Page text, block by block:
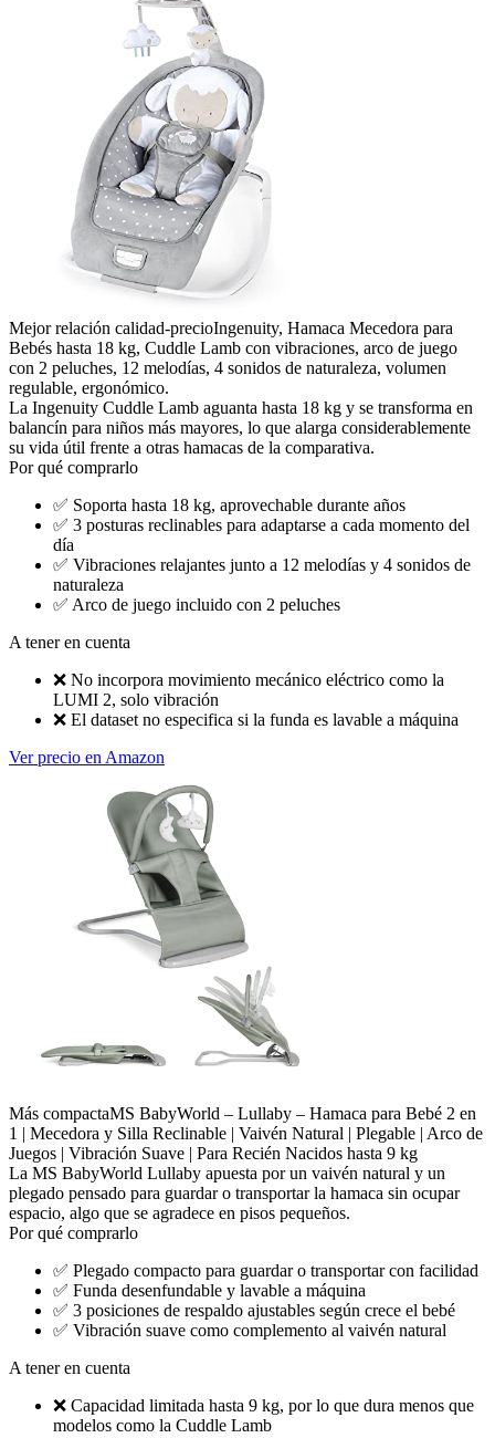
Mejor relación calidad-precioIngenuity, Hamaca Mecedora para
Bebés hasta 18 kg, Cuddle Lamb con vibraciones, arco de juego
con 2 peluches, 12 melodías, 4 sonidos de naturaleza, volumen
regulable, ergonómico.
La Ingenuity Cuddle Lamb aguanta hasta 18 kg y se transforma en
balancín para niños más mayores, lo que alarga considerablemente
su vida útil frente a otras hamacas de la comparativa.
Por qué comprarlo
✅ Soporta hasta 18 kg, aprovechable durante años
✅ 3 posturas reclinables para adaptarse a cada momento del
día
✅ Vibraciones relajantes junto a 12 melodías y 4 sonidos de
naturaleza
✅ Arco de juego incluido con 2 peluches
A tener en cuenta
❌ No incorpora movimiento mecánico eléctrico como la
LUMI 2, solo vibración
❌ El dataset no especifica si la funda es lavable a máquina
Ver precio en Amazon
Más compactaMS BabyWorld – Lullaby – Hamaca para Bebé 2 en
1 | Mecedora y Silla Reclinable | Vaivén Natural | Plegable | Arco de
Juegos | Vibración Suave | Para Recién Nacidos hasta 9 kg
La MS BabyWorld Lullaby apuesta por un vaivén natural y un
plegado pensado para guardar o transportar la hamaca sin ocupar
espacio, algo que se agradece en pisos pequeños.
Por qué comprarlo
✅ Plegado compacto para guardar o transportar con facilidad
✅ Funda desenfundable y lavable a máquina
✅ 3 posiciones de respaldo ajustables según crece el bebé
✅ Vibración suave como complemento al vaivén natural
A tener en cuenta
❌ Capacidad limitada hasta 9 kg, por lo que dura menos que
modelos como la Cuddle Lamb